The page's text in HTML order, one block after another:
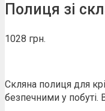
Полиця зі
1028 грн.
Скляна полиця для
безпечними у побуті.